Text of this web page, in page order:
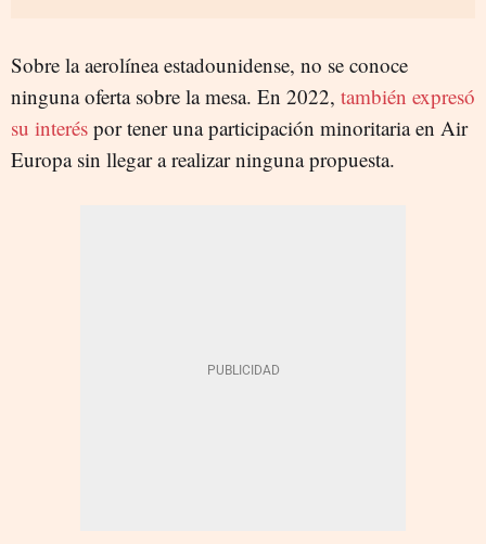
Sobre la aerolínea estadounidense, no se conoce
ninguna oferta sobre la mesa. En 2022, también expresó
su interés por tener una participación minoritaria en Air
Europa sin llegar a realizar ninguna propuesta.